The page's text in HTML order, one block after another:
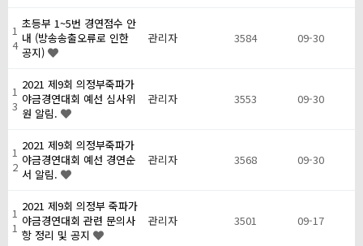
1
4
초등부 1~5번 경연점수 안
내 (방송송출오류로 인한
공지)
관리자 3584 09-30
1
3
2021 제9회 의정부죽파가
야금경연대회 예선 심사위
원 알림.
관리자 3553 09-30
1
2
2021 제9회 의정부죽파가
야금경연대회 예선 경연순
서 알림.
관리자 3568 09-30
1
1
2021 제9회 의정부 죽파가
야금경연대회 관련 문의사
항 정리 및 공지
관리자 3501 09-17